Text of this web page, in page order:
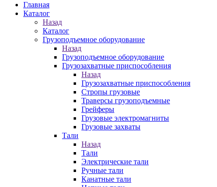
Главная
Каталог
Назад
Каталог
Грузоподъемное оборудование
Назад
Грузоподъемное оборудование
Грузозахватные приспособления
Назад
Грузозахватные приспособления
Стропы грузовые
Траверсы грузоподъемные
Грейферы
Грузовые электромагниты
Грузовые захваты
Тали
Назад
Тали
Электрические тали
Ручные тали
Канатные тали